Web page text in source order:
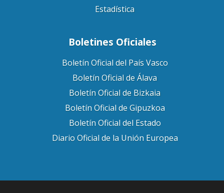
Estadística
Boletines Oficiales
Boletín Oficial del País Vasco
Boletín Oficial de Álava
Boletín Oficial de Bizkaia
Boletín Oficial de Gipuzkoa
Boletín Oficial del Estado
Diario Oficial de la Unión Europea